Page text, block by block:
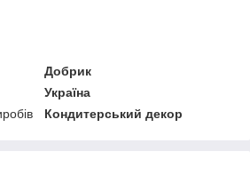
Добрик
Україна
Кондитерський декор